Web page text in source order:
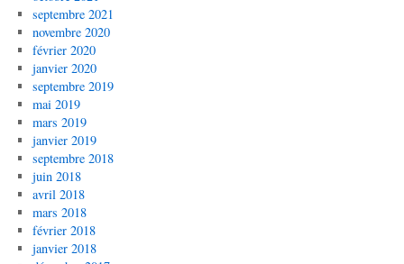
septembre 2021
novembre 2020
février 2020
janvier 2020
septembre 2019
mai 2019
mars 2019
janvier 2019
septembre 2018
juin 2018
avril 2018
mars 2018
février 2018
janvier 2018